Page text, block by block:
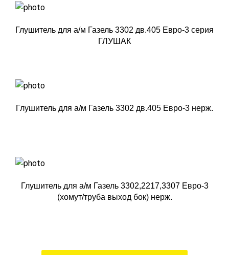
Глушитель для а/м Газель 3302 дв.405 Евро-3 серия
ГЛУШАК
Глушитель для а/м Газель 3302 дв.405 Евро-3 нерж.
Глушитель для а/м Газель 3302,2217,3307 Евро-3
(хомут/труба выход бок) нерж.